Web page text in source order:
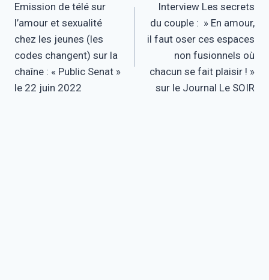
de
l’article
Emission de télé sur
l’amour et sexualité
chez les jeunes (les
codes changent) sur la
chaîne : « Public Senat »
le 22 juin 2022
Interview Les secrets
du couple : » En amour,
il faut oser ces espaces
non fusionnels où
chacun se fait plaisir ! »
sur le Journal Le SOIR